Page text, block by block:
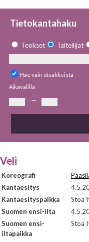
Tietokantahaku
Teokset Taiteilijat
Hae vain otsakkeista
Aikavälillä
—
Veli
Koreografi
Kantaesitys
Kantaesityspaikka
Stoa
Suomen ensi-ilta
Suomen ensi-
iltapaikka
Stoa